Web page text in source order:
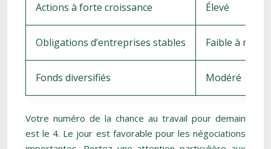
Actions à forte croissance Élevé
Obligations d’entreprises stables Faible à
Fonds diversifiés Modéré
Votre numéro de la chance au travail pour demain
est le 4. Le jour est favorable pour les négociations